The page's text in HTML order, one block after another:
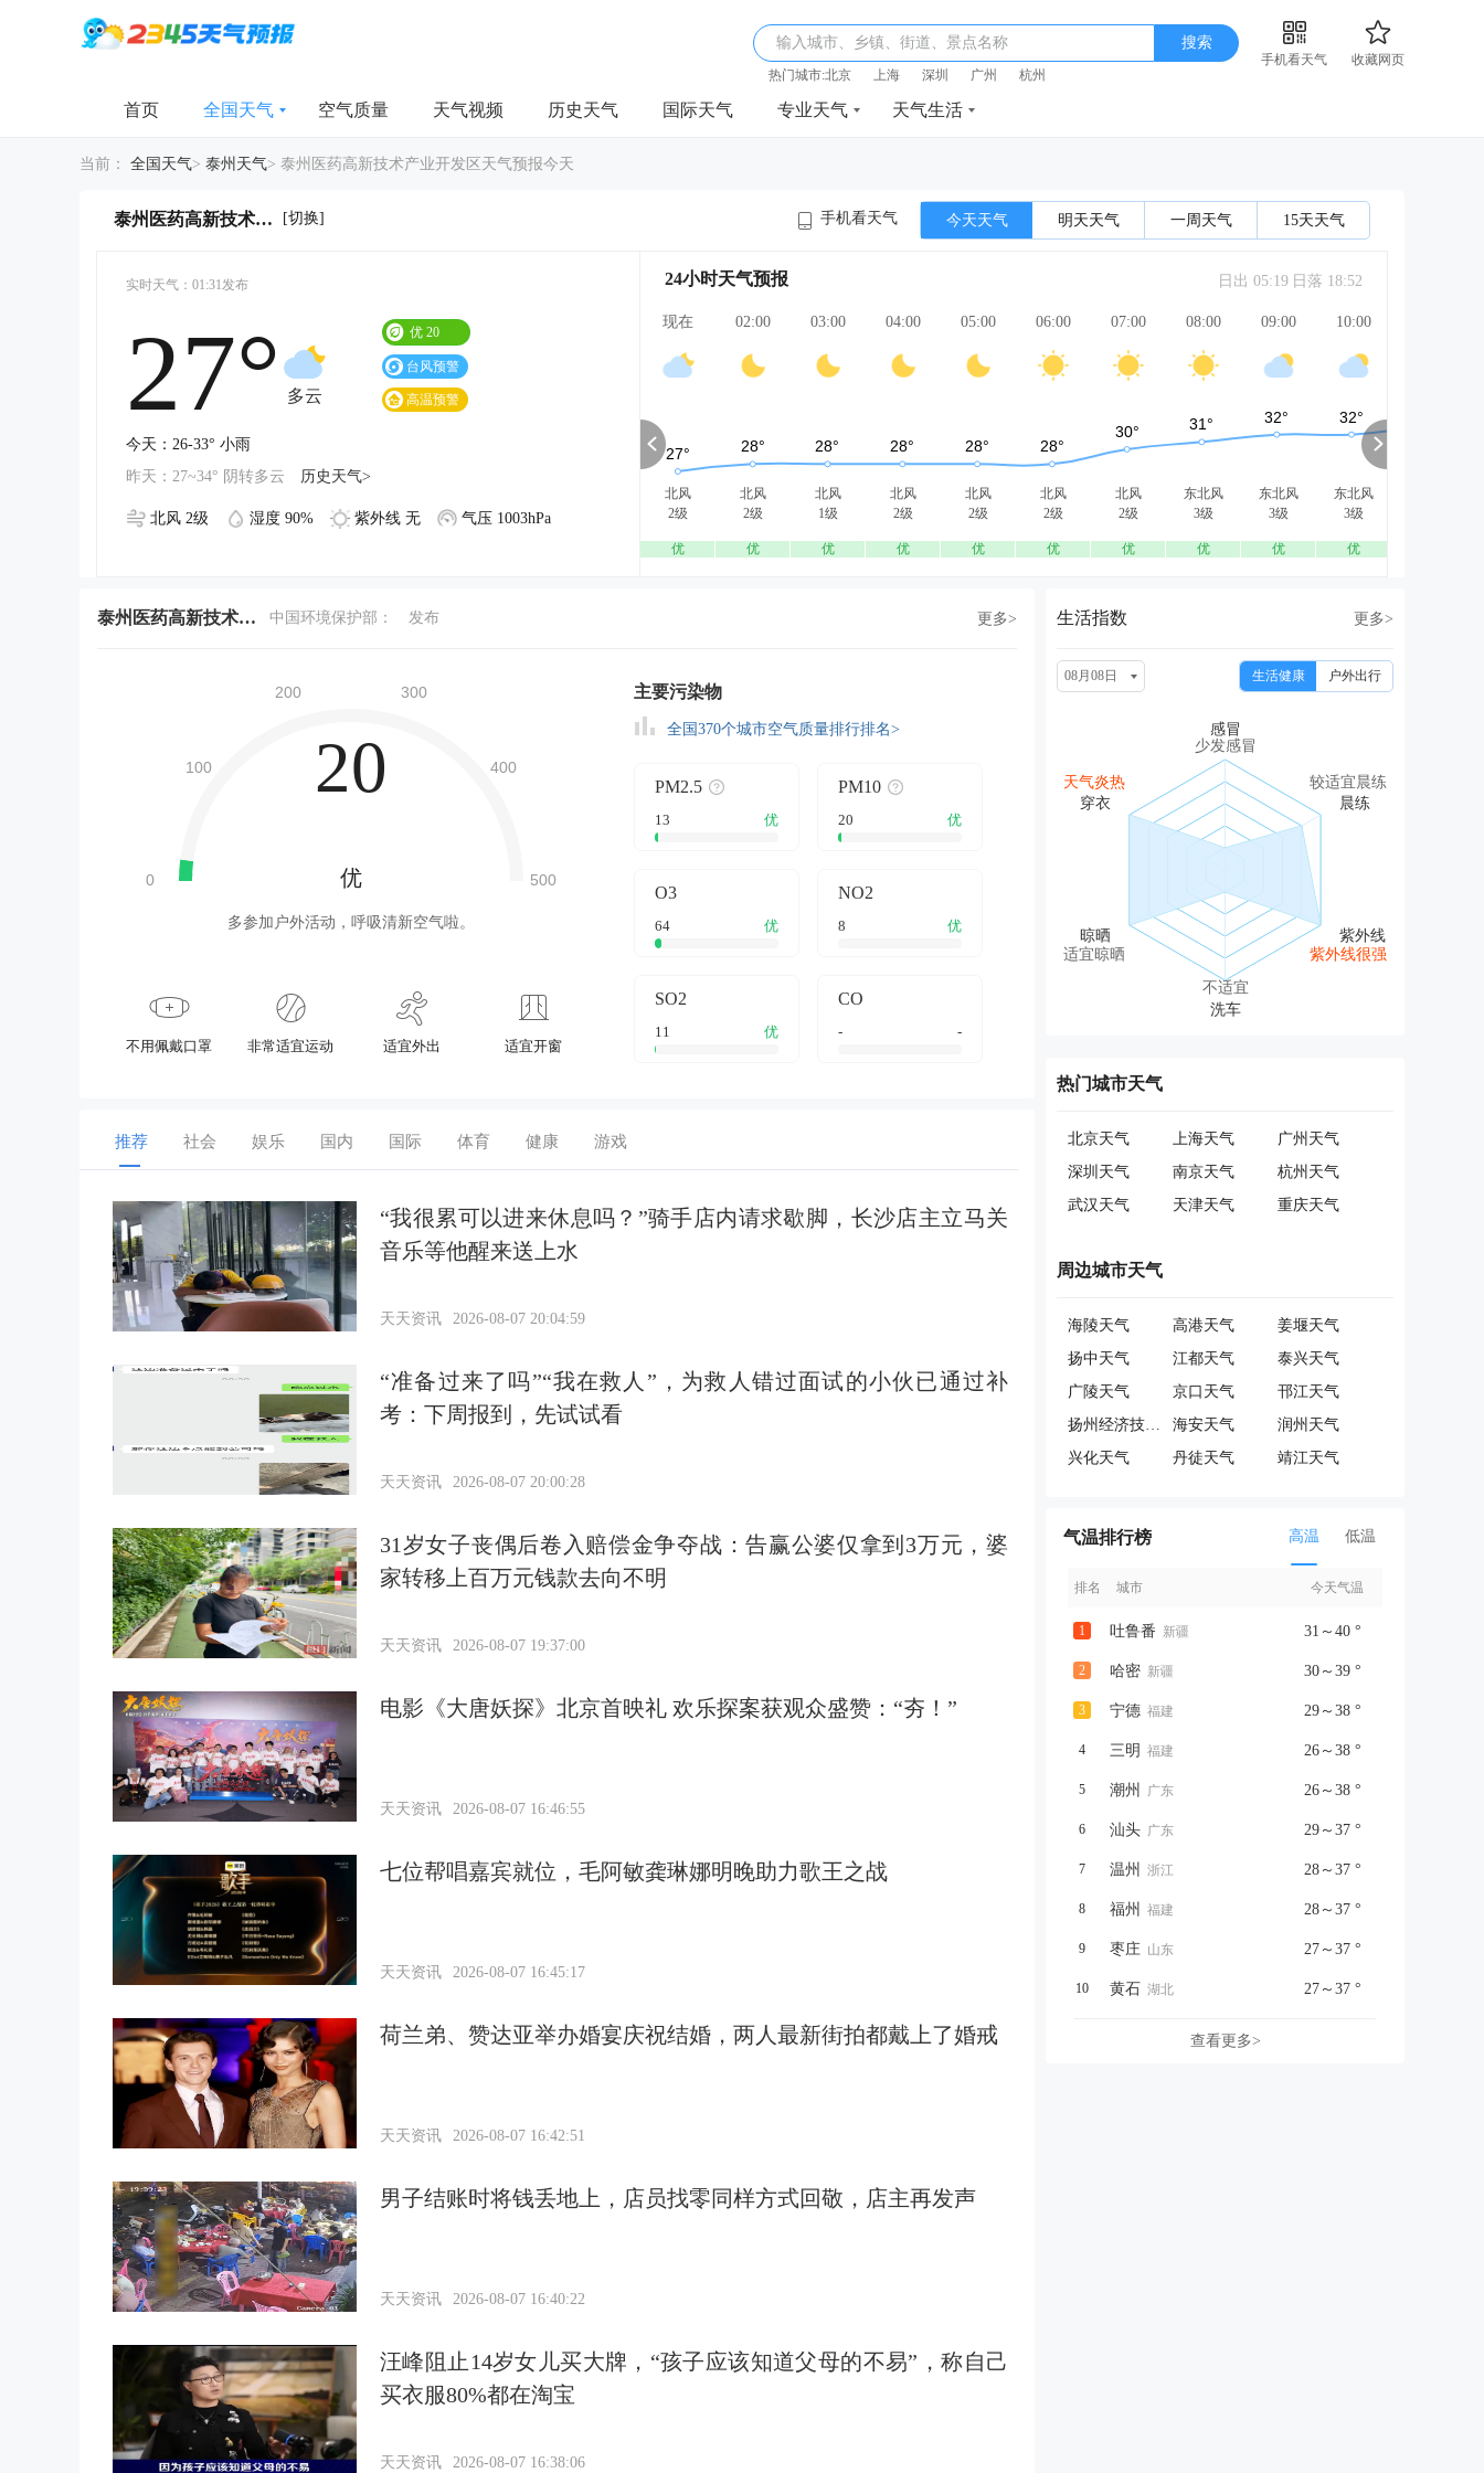
输入城市、乡镇、街道、景点名称 搜索
手机看天气
收藏网页
热门城市:北京 上海 深圳 广州 杭州
首页 全国天气 空气质量 天气视频 历史天气 国际天气 专业天气 天气生活
当前： 全国天气> 泰州天气> 泰州医药高新技术产业开发区天气预报今天
泰州医药高新技术产业开发区今天天气详情 [切换] 手机看天气 今天天气 明天天气 一周天气 15天天气
实时天气：01:31发布
27° 多云
优 20
台风预警
高温预警
今天：26-33° 小雨
昨天：27~34° 阴转多云
历史天气>
北风 2级 湿度 90% 紫外线 无 气压 1003hPa
24小时天气预报 日出 05:19 日落 18:52
现在
北风
2级
优
02:00
北风
2级
优
03:00
北风
1级
优
04:00
北风
2级
优
05:00
北风
2级
优
06:00
北风
2级
优
07:00
北风
2级
优
08:00
东北风
3级
优
09:00
东北风
3级
优
10:00
东北风
3级
优
泰州医药高新技术产业开发区今天空气质量 中国环境保护部： 发布 更多>
20
优
多参加户外活动，呼吸清新空气啦。
不用佩戴口罩 非常适宜运动 适宜外出 适宜开窗
主要污染物
全国370个城市空气质量排行排名>
PM2.5
13 优
PM10
20 优
O3
64 优
NO2
8 优
SO2
11 优
CO
- -
推荐 社会 娱乐 国内 国际 体育 健康 游戏
“我很累可以进来休息吗？”骑手店内请求歇脚，长沙店主立马关
音乐等他醒来送上水
天天资讯 2026-08-07 20:04:59
“准备过来了吗”“我在救人”，为救人错过面试的小伙已通过补
考：下周报到，先试试看
天天资讯 2026-08-07 20:00:28
31岁女子丧偶后卷入赔偿金争夺战：告赢公婆仅拿到3万元，婆
家转移上百万元钱款去向不明
天天资讯 2026-08-07 19:37:00
电影《大唐妖探》北京首映礼 欢乐探案获观众盛赞：“夯！”
天天资讯 2026-08-07 16:46:55
七位帮唱嘉宾就位，毛阿敏龚琳娜明晚助力歌王之战
天天资讯 2026-08-07 16:45:17
荷兰弟、赞达亚举办婚宴庆祝结婚，两人最新街拍都戴上了婚戒
天天资讯 2026-08-07 16:42:51
男子结账时将钱丢地上，店员找零同样方式回敬，店主再发声
天天资讯 2026-08-07 16:40:22
汪峰阻止14岁女儿买大牌，“孩子应该知道父母的不易”，称自己
买衣服80%都在淘宝
天天资讯 2026-08-07 16:38:06
生活指数 更多>
08月08日 生活健康 户外出行
少发感冒
天气炎热
适宜晾晒
不适宜
紫外线很强
较适宜晨练
热门城市天气
北京天气 上海天气
广州天气
深圳天气
南京天气
杭州天气
武汉天气
天津天气 重庆天气
周边城市天气
海陵天气 高港天气
姜堰天气
扬中天气
江都天气
泰兴天气
广陵天气
京口天气
邗江天气
扬州经济技术开发区天气
海安天气
润州天气
兴化天气
丹徒天气 靖江天气
气温排行榜 高温 低温
排名 城市 今天气温
1 吐鲁番 新疆 31～40 °
2 哈密 新疆 30～39 °
3 宁德 福建 29～38 °
4 三明 福建 26～38 °
5 潮州 广东 26～38 °
6 汕头 广东 29～37 °
7 温州 浙江 28～37 °
8 福州 福建 28～37 °
9 枣庄 山东 27～37 °
10 黄石 湖北 27～37 °
查看更多>